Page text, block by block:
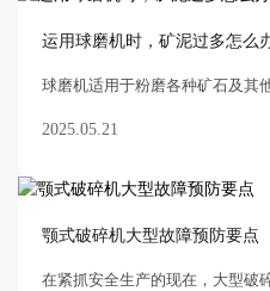
运用球磨机时，矿泥过多怎么
2025.05.21
颚式破碎机大型故障预防要点